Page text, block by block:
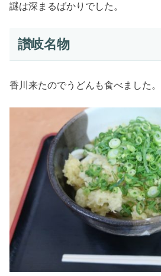
謎は深まるばかりでした。
讃岐名物
香川来たのでうどんも食べました。